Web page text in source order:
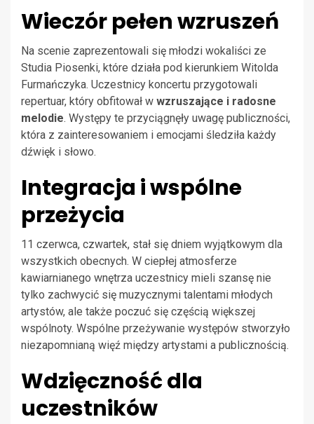
Wieczór pełen wzruszeń
Na scenie zaprezentowali się młodzi wokaliści ze
Studia Piosenki, które działa pod kierunkiem Witolda
Furmańczyka. Uczestnicy koncertu przygotowali
repertuar, który obfitował w wzruszające i radosne
melodie. Występy te przyciągnęły uwagę publiczności,
która z zainteresowaniem i emocjami śledziła każdy
dźwięk i słowo.
Integracja i wspólne
przeżycia
11 czerwca, czwartek, stał się dniem wyjątkowym dla
wszystkich obecnych. W ciepłej atmosferze
kawiarnianego wnętrza uczestnicy mieli szansę nie
tylko zachwycić się muzycznymi talentami młodych
artystów, ale także poczuć się częścią większej
wspólnoty. Wspólne przeżywanie występów stworzyło
niezapomnianą więź między artystami a publicznością.
Wdzięczność dla
uczestników